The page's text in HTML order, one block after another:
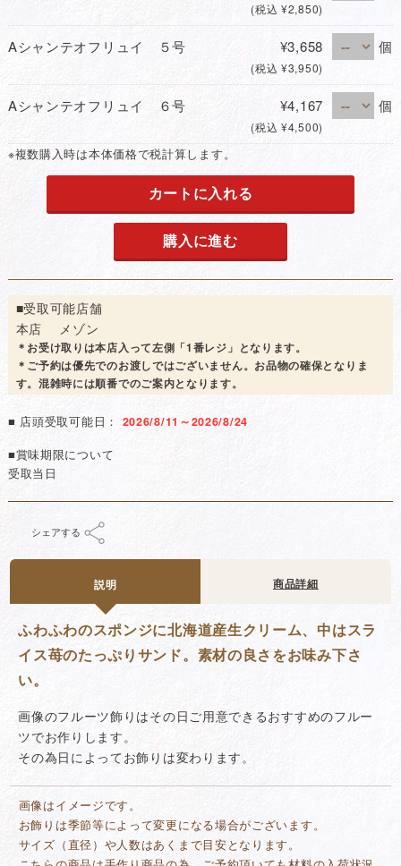
(税込 ¥2,850)
Aシャンテオフリュイ ５号 ¥3,658
(税込 ¥3,950)
個
Aシャンテオフリュイ ６号 ¥4,167
(税込 ¥4,500)
個
※複数購入時は本体価格で税計算します。
カートに入れる
購入に進む
■受取可能店舗
本店 メゾン
＊お受け取りは本店入って左側「1番レジ」となります。
＊ご予約は優先でのお渡しではございません。お品物の確保となりま
す。混雑時には順番でのご案内となります。
■ 店頭受取可能日： 2026/8/11～2026/8/24
■賞味期限について
受取当日
シェアする
説明 商品詳細
ふわふわのスポンジに北海道産生クリーム、中はスラ
イス苺のたっぷりサンド。素材の良さをお味み下さ
い。
画像のフルーツ飾りはその日ご用意できるおすすめのフルー
ツでお作りします。
その為日によってお飾りは変わります。
画像はイメージです。
お飾りは季節等によって変更になる場合がございます。
サイズ（直径）や人数はあくまで目安となります。